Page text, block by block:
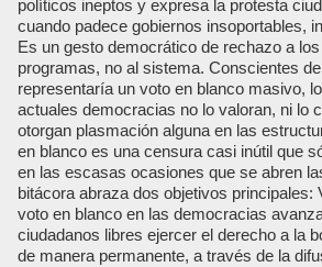
políticos ineptos y expresa la protesta
cuando padece gobiernos insoportables,
Es un gesto democrático de rechazo a
programas, no al sistema. Conscientes
representaría un voto en blanco masivo,
actuales democracias no lo valoran, ni lo
otorgan plasmación alguna en las
en blanco es una censura casi inútil que
en las escasas ocasiones que se abren
bitácora abraza dos objetivos principales:
voto en blanco en las democracias
ciudadanos libres ejercer el derecho a la
de manera permanente, a través de la